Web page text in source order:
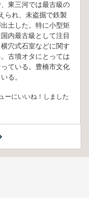
東三河では最古級の
られ、未盗掘で鉄製
土した。特に小型矩
内最古級として注目
穴式石室などに関す
古墳オタにとっては
ている。豊橋市文化
る。
ーにいいね！しました